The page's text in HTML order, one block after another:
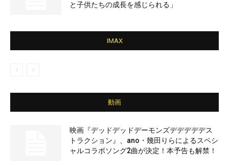
と子供たちの成長を感じられる」
IMAX
動画
映画『デッドデッドデーモンズデデデデデス
トラクション』、ano・幾田りらによるスペシ
ャルコラボソング2曲が決定！本予告も解禁！